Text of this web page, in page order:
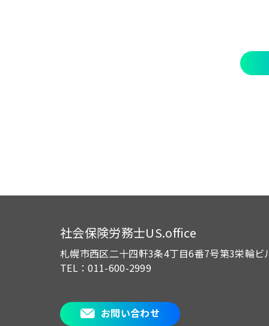
社会保険労務士US.office
札幌市西区二十四軒3条4丁目6番7号第3栄輪ビ
TEL：011-600-2999
お問い合わせ